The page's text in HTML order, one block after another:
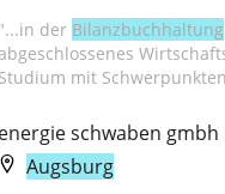
"...in der Bilanzbuchhaltung
Studium mit
energie schwaben gmbh
Augsburg